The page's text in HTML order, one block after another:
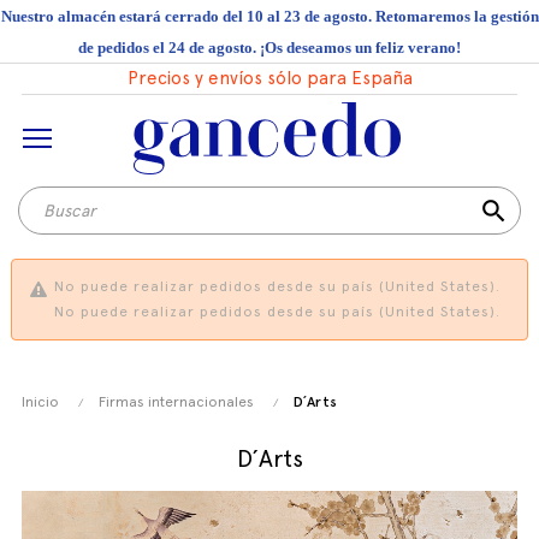
Nuestro almacén estará cerrado del 10 al 23 de agosto. Retomaremos la gestión
de pedidos el 24 de agosto. ¡Os deseamos un feliz verano!
Precios y envíos sólo para España
search
No puede realizar pedidos desde su país (United States).
No puede realizar pedidos desde su país (United States).
Inicio Firmas internacionales D´Arts
D´Arts